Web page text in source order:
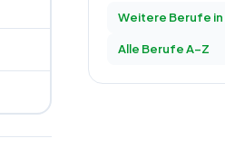
Weitere Berufe in
Alle Berufe A–Z